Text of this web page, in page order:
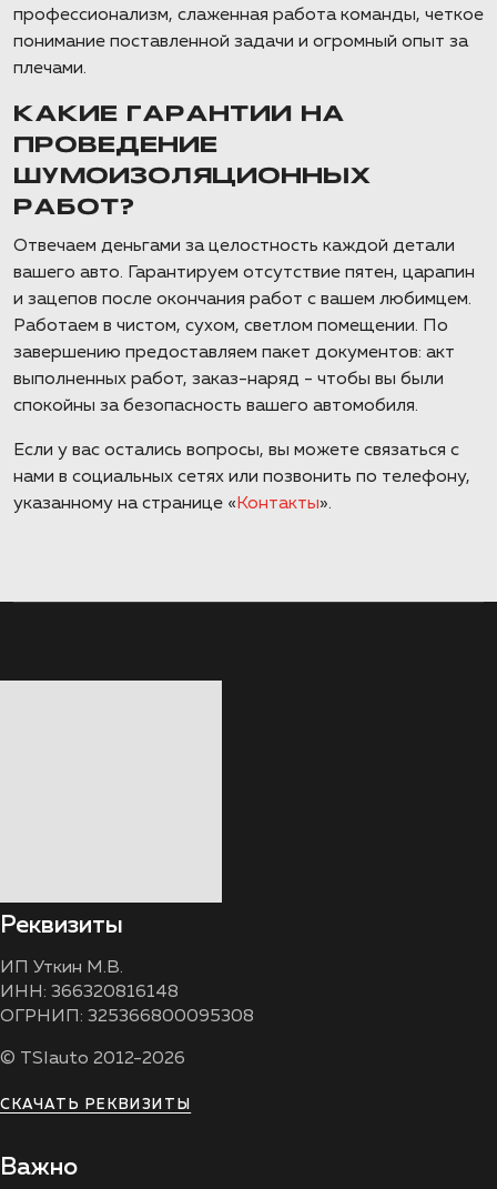
профессионализм, слаженная работа команды, четкое
понимание поставленной задачи и огромный опыт за
плечами.
КАКИЕ ГАРАНТИИ НА
ПРОВЕДЕНИЕ
ШУМОИЗОЛЯЦИОННЫХ
РАБОТ?
Отвечаем деньгами за целостность каждой детали
вашего авто. Гарантируем отсутствие пятен, царапин
и зацепов после окончания работ с вашем любимцем.
Работаем в чистом, сухом, светлом помещении. По
завершению предоставляем пакет документов: акт
выполненных работ, заказ-наряд - чтобы вы были
спокойны за безопасность вашего автомобиля.
Если у вас остались вопросы, вы можете связаться с
нами в социальных сетях или позвонить по телефону,
указанному на странице «Контакты».
Реквизиты
ИП Уткин М.В.
ИНН: 366320816148
ОГРНИП: 325366800095308
© TSIauto 2012-2026
СКАЧАТЬ РЕКВИЗИТЫ
Важно